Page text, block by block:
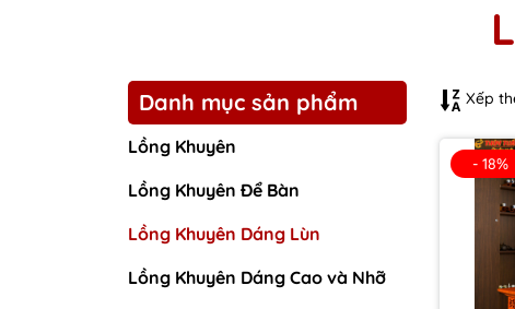
Danh mục sản phẩm
Lồng Khuyên
Lồng Khuyên Để Bàn
Lồng Khuyên Dáng Lùn
Lồng Khuyên Dáng Cao và Nhỡ
Xếp
- 18%